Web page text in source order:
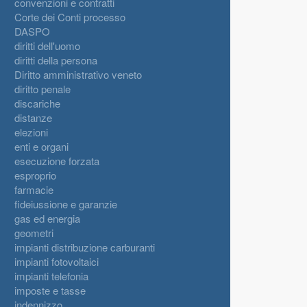
Corte dei Conti processo
DASPO
diritti dell'uomo
diritti della persona
Diritto amministrativo veneto
diritto penale
discariche
distanze
elezioni
enti e organi
esecuzione forzata
esproprio
farmacie
fideiussione e garanzie
gas ed energia
geometri
impianti distribuzione carburanti
impianti fotovoltaici
impianti telefonia
imposte e tasse